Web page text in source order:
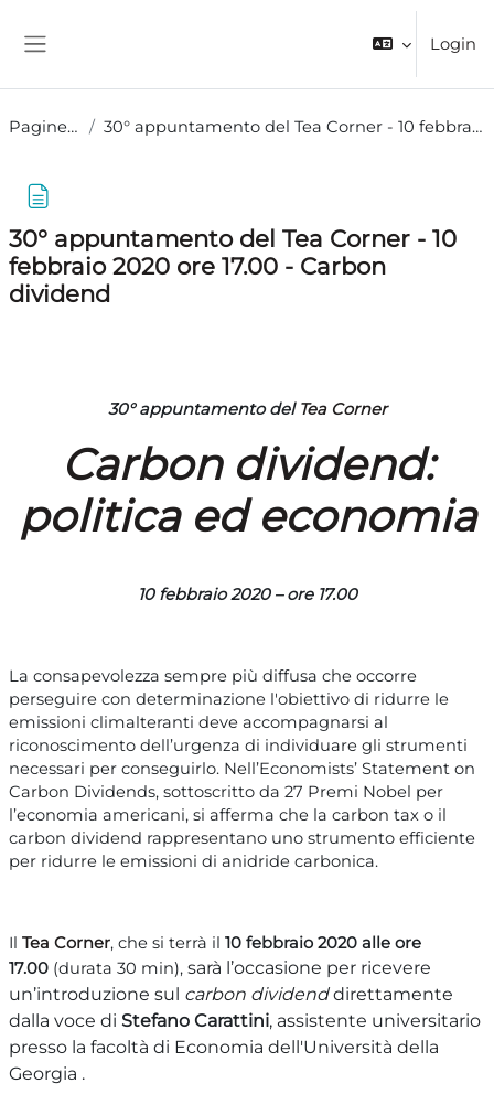
Login
Pagine del sito 30° appuntamento del Tea Corner - 10 febbraio 2020 ore 17.00 - Carbon dividend
30° appuntamento del Tea Corner - 10
febbraio 2020 ore 17.00 - Carbon
dividend
30° appuntamento del Tea Corner
Carbon dividend:
politica ed economia
10 febbraio 2020 – ore 17.00
La consapevolezza sempre più diffusa che occorre
perseguire con determinazione l'obiettivo di ridurre le
emissioni climalteranti deve accompagnarsi al
riconoscimento dell’urgenza di individuare gli strumenti
necessari per conseguirlo. Nell’Economists’ Statement on
Carbon Dividends, sottoscritto da 27 Premi Nobel per
l’economia americani, si afferma che la carbon tax o il
carbon dividend rappresentano uno strumento efficiente
per ridurre le emissioni di anidride carbonica.
Il Tea Corner, che si terrà il 10 febbraio 2020 alle ore
17.00 (durata 30 min), sarà l’occasione per ricevere
un’introduzione sul carbon dividenddirettamente
dalla voce di Stefano Carattini, assistente universitario
presso la facoltà di Economia dell'Università della
Georgia .